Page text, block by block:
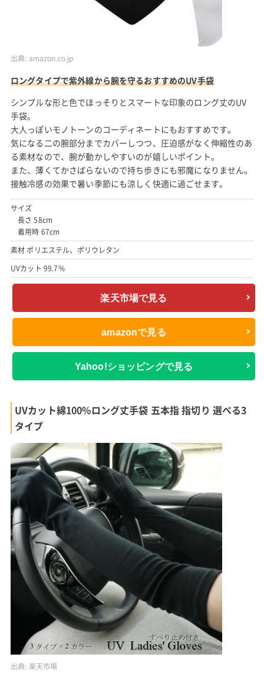
出典: amazon.co.jp
ロングタイプで紫外線から腕を守るおすすめのUV手袋
シンプルな形と色でほっそりとスマートな印象のロング丈のUV
手袋。
大人っぽいモノトーンのコーディネートにもおすすめです。
気になる二の腕部分までカバーしつつ、圧迫感がなく伸縮性のあ
る素材なので、腕が動かしやすいのが嬉しいポイント。
また、薄くてかさばらないので持ち歩きにも邪魔になりません。
接触冷感の効果で暑い季節にも涼しく快適に過ごせます。
サイズ
長さ 58cm
着用時 67cm
素材 ポリエステル、ポリウレタン
UVカット 99.7%
楽天市場で見る
amazonで見る
Yahoo!ショッピングで見る
UVカット綿100%ロング丈手袋 五本指 指切り 選べる3
タイプ
出典: 楽天市場